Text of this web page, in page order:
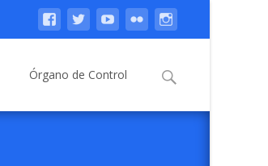
Órgano de Control Buscar: